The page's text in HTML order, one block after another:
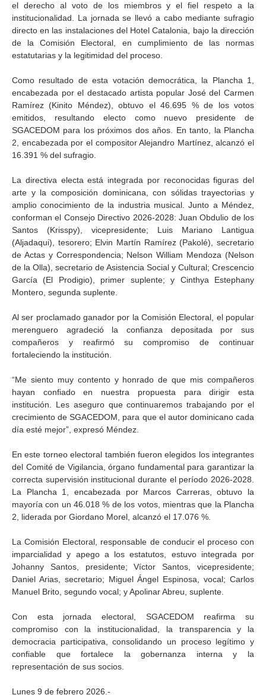
el derecho al voto de los miembros y el fiel respeto a la
institucionalidad. La jornada se llevó a cabo mediante sufragio
directo en las instalaciones del Hotel Catalonia, bajo la dirección
de la Comisión Electoral, en cumplimiento de las normas
estatutarias y la legitimidad del proceso.
Como resultado de esta votación democrática, la Plancha 1,
encabezada por el destacado artista popular José del Carmen
Ramírez (Kinito Méndez), obtuvo el 46.695 % de los votos
emitidos, resultando electo como nuevo presidente de
SGACEDOM para los próximos dos años. En tanto, la Plancha
2, encabezada por el compositor Alejandro Martínez, alcanzó el
16.391 % del sufragio.
La directiva electa está integrada por reconocidas figuras del
arte y la composición dominicana, con sólidas trayectorias y
amplio conocimiento de la industria musical. Junto a Méndez,
conforman el Consejo Directivo 2026-2028: Juan Obdulio de los
Santos (Krisspy), vicepresidente; Luis Mariano Lantigua
(Aljadaqui), tesorero; Elvin Martín Ramírez (Pakolé), secretario
de Actas y Correspondencia; Nelson William Mendoza (Nelson
de la Olla), secretario de Asistencia Social y Cultural; Crescencio
García (El Prodigio), primer suplente; y Cinthya Estephany
Montero, segunda suplente.
Al ser proclamado ganador por la Comisión Electoral, el popular
merenguero agradeció la confianza depositada por sus
compañeros y reafirmó su compromiso de continuar
fortaleciendo la institución.
“Me siento muy contento y honrado de que mis compañeros
hayan confiado en nuestra propuesta para dirigir esta
institución. Les aseguro que continuaremos trabajando por el
crecimiento de SGACEDOM, para que el autor dominicano cada
día esté mejor”, expresó Méndez.
En este torneo electoral también fueron elegidos los integrantes
del Comité de Vigilancia, órgano fundamental para garantizar la
correcta supervisión institucional durante el período 2026-2028.
La Plancha 1, encabezada por Marcos Carreras, obtuvo la
mayoría con un 46.018 % de los votos, mientras que la Plancha
2, liderada por Giordano Morel, alcanzó el 17.076 %.
La Comisión Electoral, responsable de conducir el proceso con
imparcialidad y apego a los estatutos, estuvo integrada por
Johanny Santos, presidente; Víctor Santos, vicepresidente;
Daniel Arias, secretario; Miguel Ángel Espinosa, vocal; Carlos
Manuel Brito, segundo vocal; y Apolinar Abreu, suplente.
Con esta jornada electoral, SGACEDOM reafirma su
compromiso con la institucionalidad, la transparencia y la
democracia participativa, consolidando un proceso legítimo y
confiable que fortalece la gobernanza interna y la
representación de sus socios.
Lunes 9 de febrero 2026.-